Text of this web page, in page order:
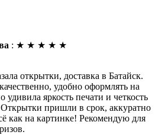
: ★ ★ ★ ★ ★
открытки, доставка в Батайск.
удобно оформлять на
удивила яркость печати и четкость
пришли в срок, аккуратно
как на картинке! Рекомендую для